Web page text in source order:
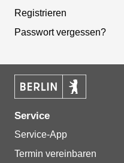
Registrieren
Passwort vergessen?
Service
Service-App
Termin vereinbaren